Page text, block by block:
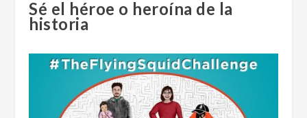
Sé el héroe o heroína de la
historia